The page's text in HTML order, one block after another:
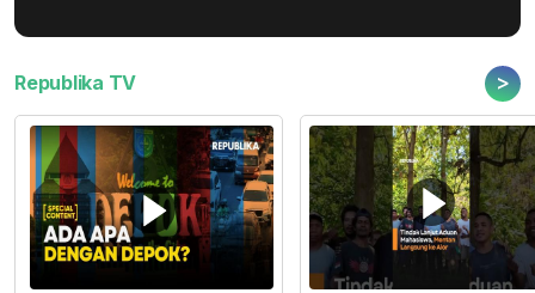
Republika TV >